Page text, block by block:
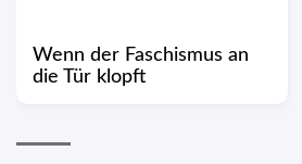
Wenn der Faschismus an
die Tür klopft